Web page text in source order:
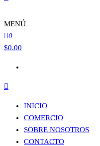
MENÚ
0
$0.00
INICIO
COMERCIO
SOBRE NOSOTROS
CONTACTO